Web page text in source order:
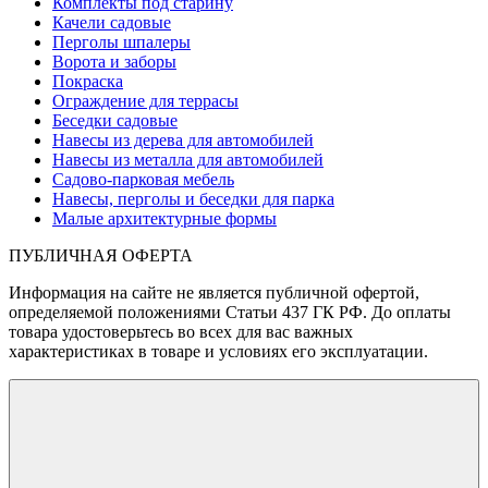
Качели садовые
Перголы шпалеры
Ворота и заборы
Покраска
Ограждение для террасы
Беседки садовые
Навесы из дерева для автомобилей
Навесы из металла для автомобилей
Садово-парковая мебель
Навесы, перголы и беседки для парка
Малые архитектурные формы
ПУБЛИЧНАЯ ОФЕРТА
Информация на сайте не является публичной офертой,
определяемой положениями Статьи 437 ГК РФ. До оплаты
товара удостоверьтесь во всех для вас важных
характеристиках в товаре и условиях его эксплуатации.